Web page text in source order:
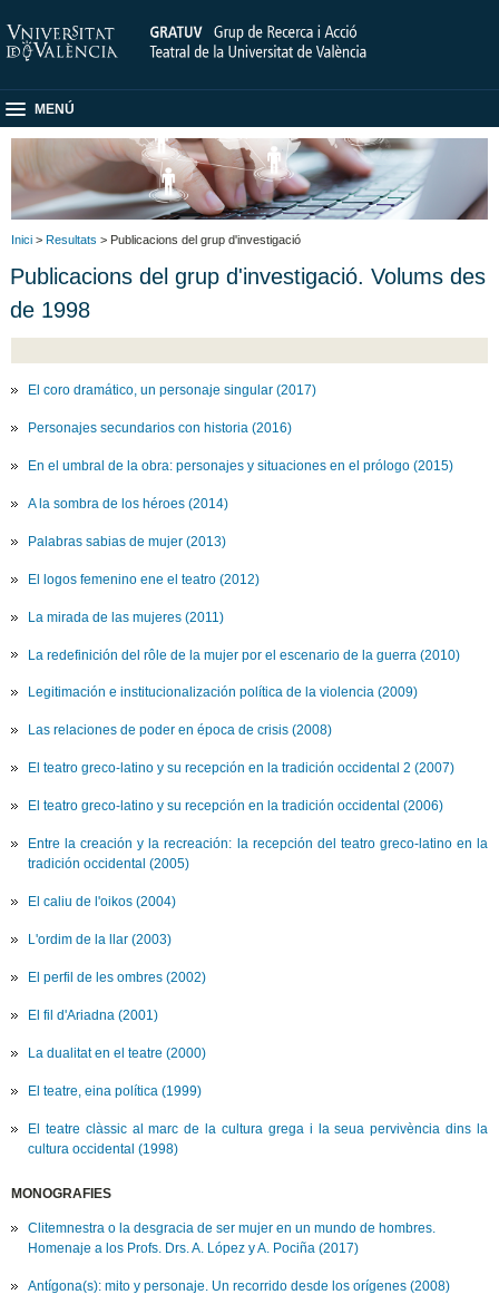
MENÚ
Inici > Resultats > Publicacions del grup d'investigació
Publicacions del grup d'investigació. Volums des
de 1998
El coro dramático, un personaje singular (2017)
Personajes secundarios con historia (2016)
En el umbral de la obra: personajes y situaciones en el prólogo (2015)
A la sombra de los héroes (2014)
Palabras sabias de mujer (2013)
El logos femenino ene el teatro (2012)
La mirada de las mujeres (2011)
La redefinición del rôle de la mujer por el escenario de la guerra (2010)
Legitimación e institucionalización política de la violencia (2009)
Las relaciones de poder en época de crisis (2008)
El teatro greco-latino y su recepción en la tradición occidental 2 (2007)
El teatro greco-latino y su recepción en la tradición occidental (2006)
Entre la creación y la recreación: la recepción del teatro greco-latino en la
tradición occidental (2005)
El caliu de l'oikos (2004)
L'ordim de la llar (2003)
El perfil de les ombres (2002)
El fil d'Ariadna (2001)
La dualitat en el teatre (2000)
El teatre, eina política (1999)
El teatre clàssic al marc de la cultura grega i la seua pervivència dins la
cultura occidental (1998)
MONOGRAFIES
Clitemnestra o la desgracia de ser mujer en un mundo de hombres.
Homenaje a los Profs. Drs. A. López y A. Pociña (2017)
Antígona(s): mito y personaje. Un recorrido desde los orígenes (2008)